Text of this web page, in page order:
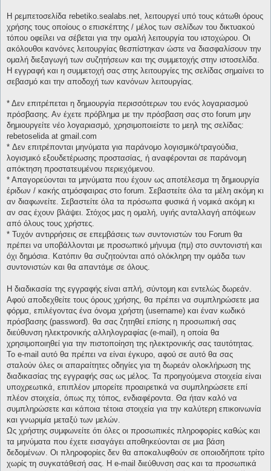
Η ρεμπετοσελίδα rebetiko.sealabs.net, λειτουργεί υπό τους κάτωθι όρους
χρήσης τους οποίους ο επισκέπτης / μέλος των σελίδων του δικτυακού
τόπου οφείλει να σέβεται για την ομαλή λειτουργία του ιστοχώρου. Οι
ακόλουθοι κανόνες λειτουργίας θεσπίστηκαν ώστε να διασφαλίσουν την
ομαλή διεξαγωγή των συζητήσεων και της συμμετοχής στην ιστοσελίδα.
Η εγγραφή και η συμμετοχή σας στης λειτουργίες της σελίδας σημαίνει το
σεβασμό και την αποδοχή των κανόνων λειτουργίας.
* Δεν επιτρέπεται η δημιουργία περισσότερων του ενός λογαριασμού
πρόσβασης. Αν έχετε πρόβλημα με την πρόσβαση σας στο forum μην
δημιουργείτε νέο λογαριασμό, χρησιμοποιείστε το μεηλ της σελίδας:
rebetoselida at gmail.com
* Δεν επιτρέπονται μηνύματα για παράνομο λογισμικό/τραγούδια,
λογισμικό εξουδετέρωσης προστασίας, ή αναφέρονται σε παράνομη
απόκτηση προστατευμένου περιεχόμενου.
* Απαγορεύονται τα μηνύματα που έχουν ως αποτέλεσμα τη δημιουργία
έριδων / κακής ατμόσφαιρας στο forum. Σεβαστείτε όλα τα μέλη ακόμη κι
αν διαφωνείτε. Σεβαστείτε όλα τα πρόσωπα φυσικά ή νομικά ακόμη κι
αν σας έχουν βλάψει. Στόχος μας η ομαλή, υγιής ανταλλαγή απόψεων
από όλους τους χρήστες.
* Τυχόν αντιρρήσεις σε επεμβάσεις των συντονιστών του Forum θα
πρέπει να υποβάλλονται με προσωπικό μήνυμα (πμ) στο συντονιστή και
όχι δημόσια. Κατόπιν θα συζητούνται από ολόκληρη την ομάδα των
συντονιστών και θα απαντάμε σε όλους.
Η διαδικασία της εγγραφής είναι απλή, σύντομη και εντελώς δωρεάν.
Αφού αποδεχθείτε τους όρους χρήσης, θα πρέπει να συμπληρώσετε μια
φόρμα, επιλέγοντας ένα όνομα χρήστη (username) και έναν κωδικό
πρόσβασης (password). θα σας ζητηθεί επίσης η προσωπική σας
διεύθυνση ηλεκτρονικής αλληλογραφίας (e-mail), η οποία θα
χρησιμοποιηθεί για την πιστοποίηση της ηλεκτρονικής σας ταυτότητας.
Το e-mail αυτό θα πρέπει να είναι έγκυρο, αφού σε αυτό θα σας
σταλούν όλες οι απαραίτητες οδηγίες για τη δωρεάν ολοκλήρωση της
διαδικασίας της εγγραφής σας ως μέλος. Τα προηγούμενα στοιχεία είναι
υποχρεωτικά, επιπλέον μπορείτε προαιρετικά να συμπληρώσετε επί
πλέον στοιχεία, όπως πχ τόπος, ενδιαφέροντα. Θα ήταν καλό να
συμπληρώσετε και κάποια τέτοια στοιχεία για την καλύτερη επικοινωνία
και γνωριμία μεταξύ των μελών.
Ως χρήστης συμφωνείτε ότι όλες οι προσωπικές πληροφορίες καθώς και
τα μηνύματα που έχετε εισαγάγει αποθηκεύονται σε μια βάση
δεδομένων. Οι πληροφορίες δεν θα αποκαλυφθούν σε οποιοδήποτε τρίτο
χωρίς τη συγκατάθεσή σας. Η e-mail διεύθυνση σας και τα προσωπικά